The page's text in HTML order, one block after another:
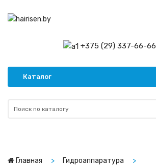
+375 (29) 337-66-66
Каталог
Главная
Гидроаппаратура